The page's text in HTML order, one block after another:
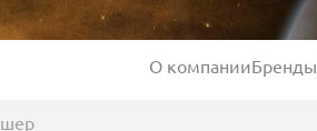
О компанииБренды